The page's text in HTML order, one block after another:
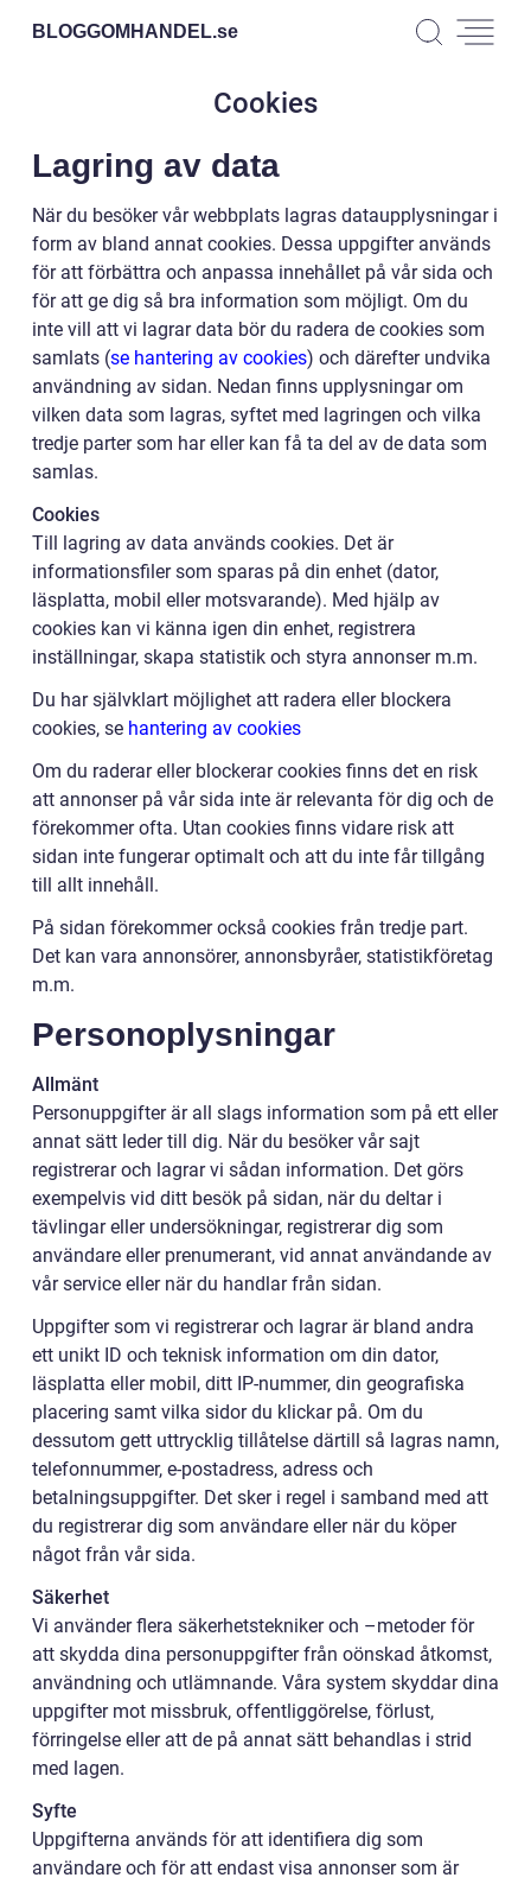
BLOGGOMHANDEL.se
Cookies
Lagring av data
När du besöker vår webbplats lagras dataupplysningar i
form av bland annat cookies. Dessa uppgifter används
för att förbättra och anpassa innehållet på vår sida och
för att ge dig så bra information som möjligt. Om du
inte vill att vi lagrar data bör du radera de cookies som
samlats (se hantering av cookies) och därefter undvika
användning av sidan. Nedan finns upplysningar om
vilken data som lagras, syftet med lagringen och vilka
tredje parter som har eller kan få ta del av de data som
samlas.
Cookies
Till lagring av data används cookies. Det är
informationsfiler som sparas på din enhet (dator,
läsplatta, mobil eller motsvarande). Med hjälp av
cookies kan vi känna igen din enhet, registrera
inställningar, skapa statistik och styra annonser m.m.
Du har självklart möjlighet att radera eller blockera
cookies, se hantering av cookies
Om du raderar eller blockerar cookies finns det en risk
att annonser på vår sida inte är relevanta för dig och de
förekommer ofta. Utan cookies finns vidare risk att
sidan inte fungerar optimalt och att du inte får tillgång
till allt innehåll.
På sidan förekommer också cookies från tredje part.
Det kan vara annonsörer, annonsbyråer, statistikföretag
m.m.
Personoplysningar
Allmänt
Personuppgifter är all slags information som på ett eller
annat sätt leder till dig. När du besöker vår sajt
registrerar och lagrar vi sådan information. Det görs
exempelvis vid ditt besök på sidan, när du deltar i
tävlingar eller undersökningar, registrerar dig som
användare eller prenumerant, vid annat användande av
vår service eller när du handlar från sidan.
Uppgifter som vi registrerar och lagrar är bland andra
ett unikt ID och teknisk information om din dator,
läsplatta eller mobil, ditt IP-nummer, din geografiska
placering samt vilka sidor du klickar på. Om du
dessutom gett uttrycklig tillåtelse därtill så lagras namn,
telefonnummer, e-postadress, adress och
betalningsuppgifter. Det sker i regel i samband med att
du registrerar dig som användare eller när du köper
något från vår sida.
Säkerhet
Vi använder flera säkerhetstekniker och –metoder för
att skydda dina personuppgifter från oönskad åtkomst,
användning och utlämnande. Våra system skyddar dina
uppgifter mot missbruk, offentliggörelse, förlust,
förringelse eller att de på annat sätt behandlas i strid
med lagen.
Syfte
Uppgifterna används för att identifiera dig som
användare och för att endast visa annonser som är